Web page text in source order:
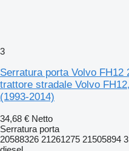
3
Serratura porta Volvo FH12
trattore stradale Volvo
(1993-2014)
34,68 € Netto
Serratura porta
20588326 21261275 21505894